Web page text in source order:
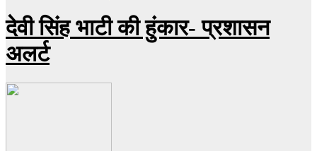
देवी सिंह भाटी की हुंकार- प्रशासन
अलर्ट